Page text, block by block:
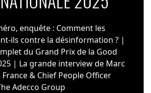
enquête : Comment les
ils contre la désinformation ? |
du Grand Prix de la Good
| La grande interview de Marc
France & Chief People Officer
Adecco Group